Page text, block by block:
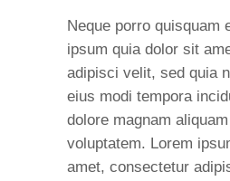
Neque porro quisquam
ipsum quia dolor sit
adipisci velit, sed quia
eius modi tempora
dolore magnam
voluptatem. Lorem
amet, consectetur